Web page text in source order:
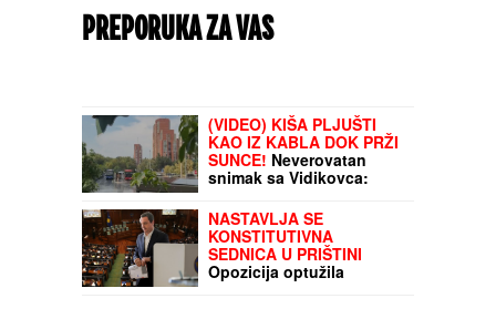
PREPORUKA ZA VAS
(VIDEO) SRPSKE "PUME" GASE POŽARE I U
SRBIJIPiloti MUP-a borili se sa vatrenom
stihijom 26 sati bez prestanka: "Dok
plamen ne stane, oni ne staju"